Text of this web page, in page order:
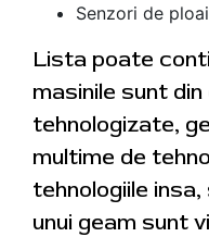
Senzori de
Lista poate
masinile sunt
tehnologizate,
multime de
tehnologiile
unui geam sunt